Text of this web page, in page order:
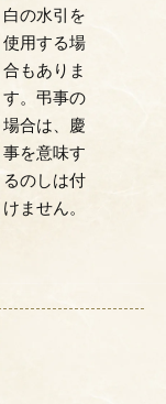
白の水引を
使用する場
合もありま
す。弔事の
場合は、慶
事を意味す
るのしは付
けません。